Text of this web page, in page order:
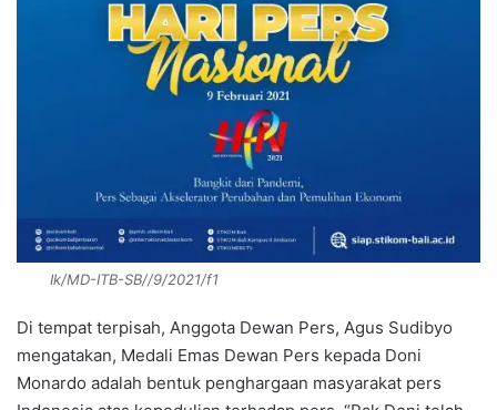
Ik/MD-ITB-SB//9/2021/f1
Di tempat terpisah, Anggota Dewan Pers, Agus Sudibyo
mengatakan, Medali Emas Dewan Pers kepada Doni
Monardo adalah bentuk penghargaan masyarakat pers